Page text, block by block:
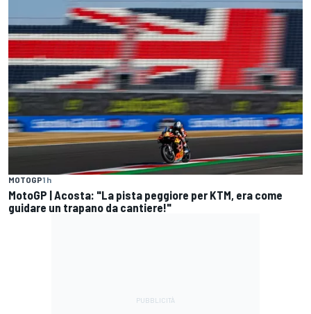
MOTOGP1 h
MotoGP | Acosta: "La pista peggiore per KTM, era come
guidare un trapano da cantiere!"